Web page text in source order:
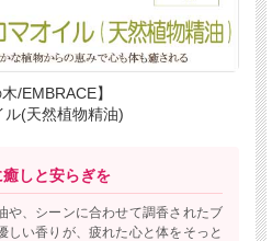
木/EMBRACE】
ル(天然植物精油)
しと安らぎを
や、シーンに合わせて調香されたブ
しい香りが、疲れた心と体をそっと